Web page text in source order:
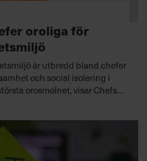
oroliga för
är utbredd bland chefer
och social isolering i
orosmolnet, visar Chefs